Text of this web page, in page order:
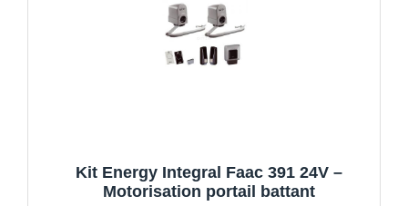
Kit Energy Integral Faac 391 24V –
Motorisation portail battant